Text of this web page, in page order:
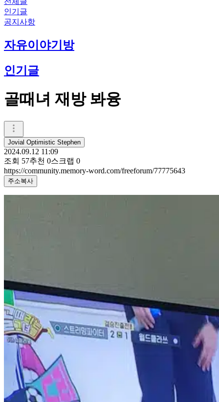
인기글
공지사항
자유이야기방
인기글
골때녀 재방 봐융
Jovial Optimistic Stephen
2024.09.12 11:09
조회 57추천 0스크랩 0
https://community.memory-word.com/freeforum/77775643
주소복사